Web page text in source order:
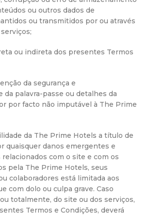
ou outros dados de
ou transmitidos por ou através
ou indireta dos presentes Termos
da segurança e
da palavra-passe ou detalhes da
por facto não imputável à The Prime
da The Prime Hotels a título de
quaisquer danos emergentes e
com o site e com os
pela The Prime Hotels, seus
colaboradores está limitada aos
com dolo ou culpa grave. Caso
totalmente, do site ou dos serviços,
Termos e Condições, deverá